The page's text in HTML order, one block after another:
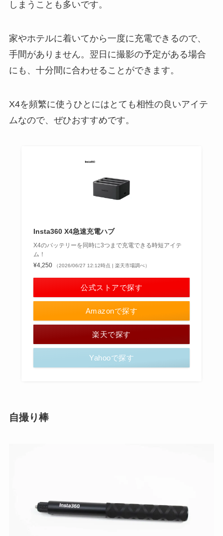
しまうことも多いです。
家やホテルに着いてから一度に充電できるので、
手間がありません。翌日に撮影の予定がある場合
にも、十分間に合わせることができます。
X4を頻繁に使うひとにはとても相性の良いアイテ
ムなので、ぜひおすすめです。
Insta360 X4急速充電ハブ
X4のバッテリーを同時に3つまで充電できる時短アイテ
ム！
¥4,250
（2026/06/27 12:12時点 | 楽天市場調べ）
Amazonで探す
楽天で探す
Yahooで探す
公式ストアで探す
自撮り棒